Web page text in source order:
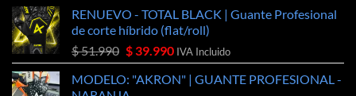
RENUEVO - TOTAL BLACK | Guante Profesional
de corte híbrido (flat/roll)
$51.990 El
precio
original
$39.990El
precio
actual
IVA Incluido
MODELO: "AKRON" | GUANTE PROFESIONAL -